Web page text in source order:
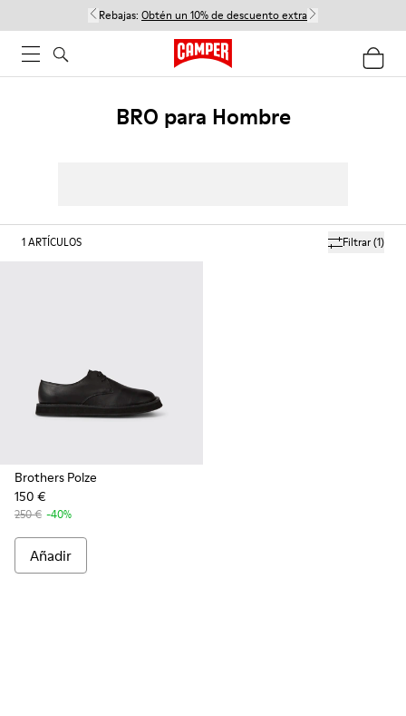
Rebajas: Obtén un 10% de descuento extra
BRO para Hombre
Filtrar(1)
1ARTÍCULOS
Brothers Polze
150 €
250 € -40%
Añadir